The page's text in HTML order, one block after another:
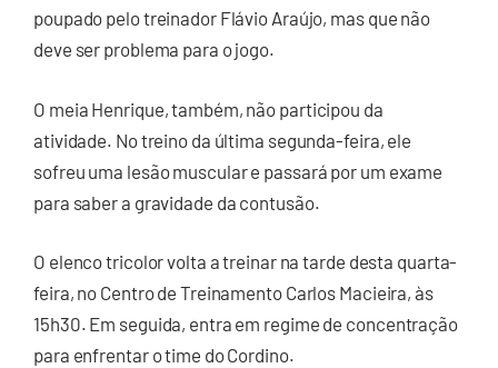
poupado pelo treinador Flávio Araújo, mas que não
deve ser problema para o jogo.
O meia Henrique, também, não participou da
atividade. No treino da última segunda-feira, ele
sofreu uma lesão muscular e passará por um exame
para saber a gravidade da contusão.
O elenco tricolor volta a treinar na tarde desta quarta-
feira, no Centro de Treinamento Carlos Macieira, às
15h30. Em seguida, entra em regime de concentração
para enfrentar o time do Cordino.